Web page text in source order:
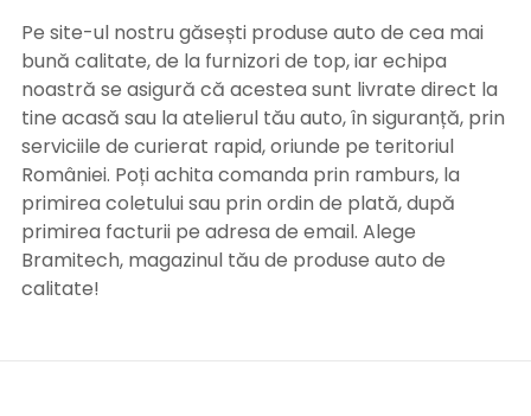
Pe site-ul nostru găsești produse auto de cea mai
bună calitate, de la furnizori de top, iar echipa
noastră se asigură că acestea sunt livrate direct la
tine acasă sau la atelierul tău auto, în siguranță, prin
serviciile de curierat rapid, oriunde pe teritoriul
României. Poți achita comanda prin ramburs, la
primirea coletului sau prin ordin de plată, după
primirea facturii pe adresa de email. Alege
Bramitech, magazinul tău de produse auto de
calitate!